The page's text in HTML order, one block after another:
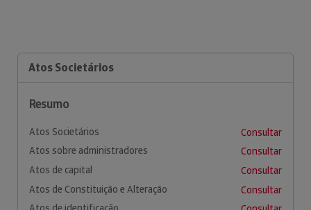
Atos Societários
Resumo
Atos Societários
Consultar
Atos sobre administradores
Consultar
Atos de capital
Consultar
Atos de Constituição e Alteração
Consultar